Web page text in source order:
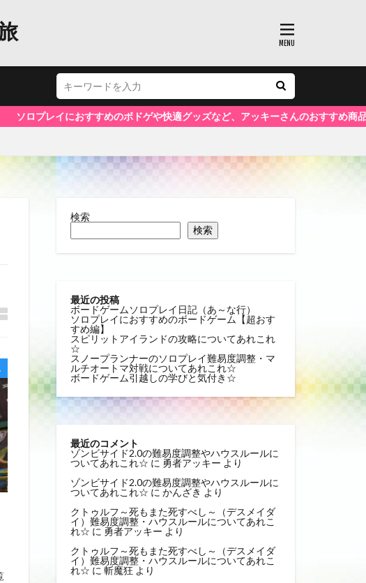
イにおすすめのボドゲや快適グッズなど、アッキーさんのおすすめ商品はこちら
検索
検索
最近の投稿
ボードゲームソロプレイ日記（あ～な行）
ソロプレイにおすすめのボードゲーム【超おす
すめ編】
スピリットアイランドの攻略についてあれこれ
☆
スノープランナーのソロプレイ難易度調整・マ
ルチオートマ対戦についてあれこれ☆
ボードゲーム引越しの学びと気付き☆
最近のコメント
ゾンビサイド2.0の難易度調整やハウスルールに
ついてあれこれ☆ に 勇者アッキー より
ゾンビサイド2.0の難易度調整やハウスルールに
ついてあれこれ☆ に かんざき より
クトゥルフ～死もまた死すべし～（デスメイダ
イ）難易度調整・ハウスルールについてあれこ
れ☆ に 勇者アッキー より
クトゥルフ～死もまた死すべし～（デスメイダ
イ）難易度調整・ハウスルールについてあれこ
れ☆ に 斬魔狂 より